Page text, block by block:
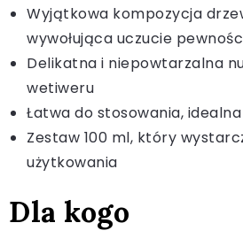
Wyjątkowa kompozycja
wywołująca uczucie
Delikatna i niepowtarzalna
wetiweru
Łatwa do stosowania,
Zestaw 100 ml, który
użytkowania
Dla kogo